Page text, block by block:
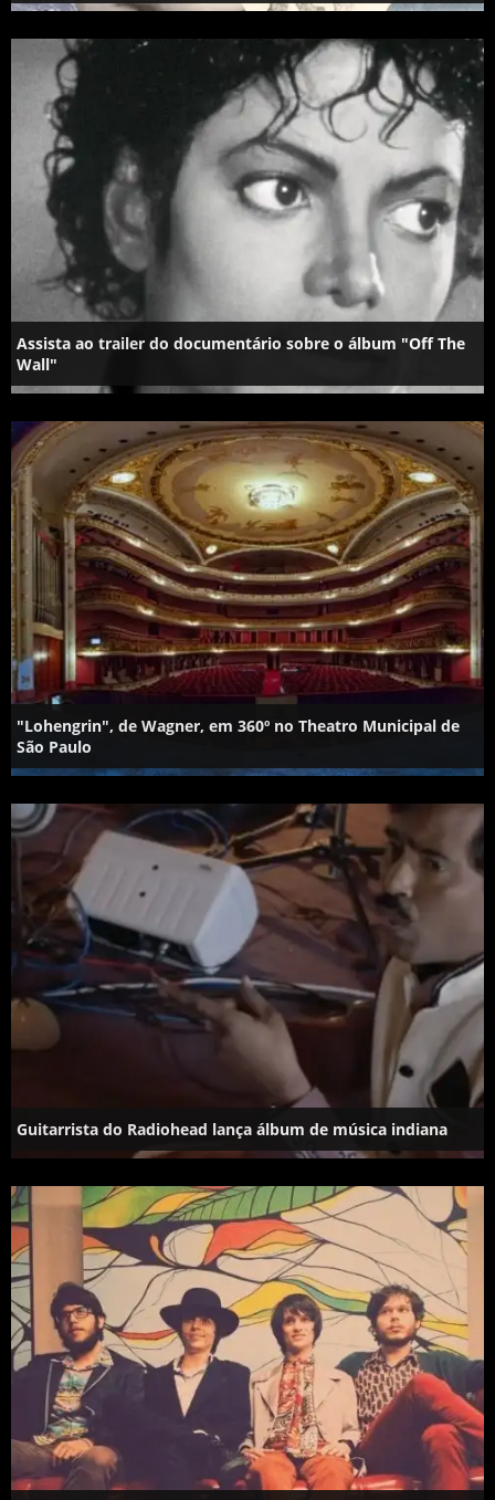
Assista ao trailer do documentário sobre o álbum "Off The
Wall"
"Lohengrin", de Wagner, em 360º no Theatro Municipal de
São Paulo
Guitarrista do Radiohead lança álbum de música indiana